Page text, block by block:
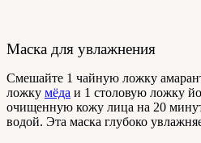
Маска для увлажнения
Смешайте 1 чайную ложку
ложку мёда и 1 столовую ложку
очищенную кожу лица на 20
водой. Эта маска глубоко